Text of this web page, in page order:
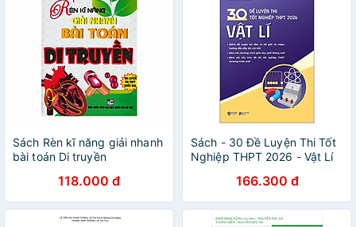
Sách Rèn kĩ năng giải nhanh
bài toán Di truyền
118.000 đ
Sách - 30 Đề Luyện Thi Tốt
Nghiệp THPT 2026 - Vật Lí
166.300 đ